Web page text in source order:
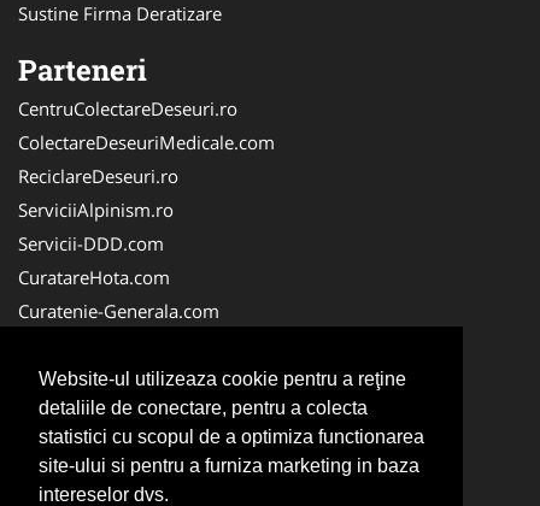
Website-ul utilizeaza cookie pentru a reţine
detaliile de conectare, pentru a colecta
statistici cu scopul de a optimiza functionarea
site-ului si pentru a furniza marketing in baza
intereselor dvs.
Sustine Firma Deratizare
Parteneri
CentruColectareDeseuri.ro
ColectareDeseuriMedicale.com
ReciclareDeseuri.ro
ServiciiAlpinism.ro
Servicii-DDD.com
CuratareHota.com
Curatenie-Generala.com
Spalatorie-Covoare.com
Spalatorie-Curatatorie.ro
Spalatorie-Curatatorie.com
Servicii-Deratizare.com